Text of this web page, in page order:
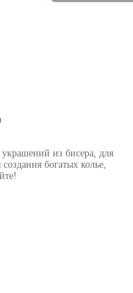
из бисера, для
богатых колье,